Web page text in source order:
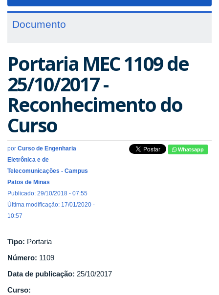
Documento
Portaria MEC 1109 de
25/10/2017 -
Reconhecimento do
Curso
por Curso de Engenharia
Eletrônica e de
Telecomunicações - Campus
Patos de Minas
Publicado: 29/10/2018 - 07:55
Última modificação: 17/01/2020 -
10:57
Whatsapp
Tipo: Portaria
Número: 1109
Data de publicação: 25/10/2017
Curso: